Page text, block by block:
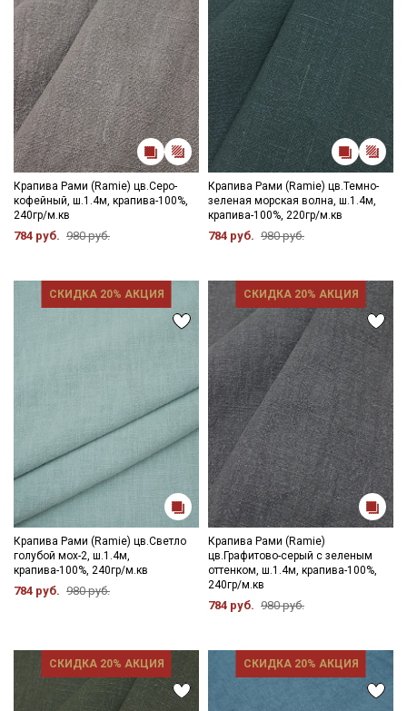
Крапива Рами (Ramie) цв.Серо-
кофейный, ш.1.4м, крапива-100%,
240гр/м.кв
784 руб. 980 руб.
Крапива Рами (Ramie) цв.Темно-
зеленая морская волна, ш.1.4м,
крапива-100%, 220гр/м.кв
784 руб. 980 руб.
СКИДКА 20% АКЦИЯ
Крапива Рами (Ramie) цв.Светло
голубой мох-2, ш.1.4м,
крапива-100%, 240гр/м.кв
784 руб. 980 руб.
СКИДКА 20% АКЦИЯ
Крапива Рами (Ramie)
цв.Графитово-серый с зеленым
оттенком, ш.1.4м, крапива-100%,
240гр/м.кв
784 руб. 980 руб.
СКИДКА 20% АКЦИЯ СКИДКА 20% АКЦИЯ
Секретная рассылка от Купава
Мы публикуем здесь дополнительные
категории тканей
Электронная почта